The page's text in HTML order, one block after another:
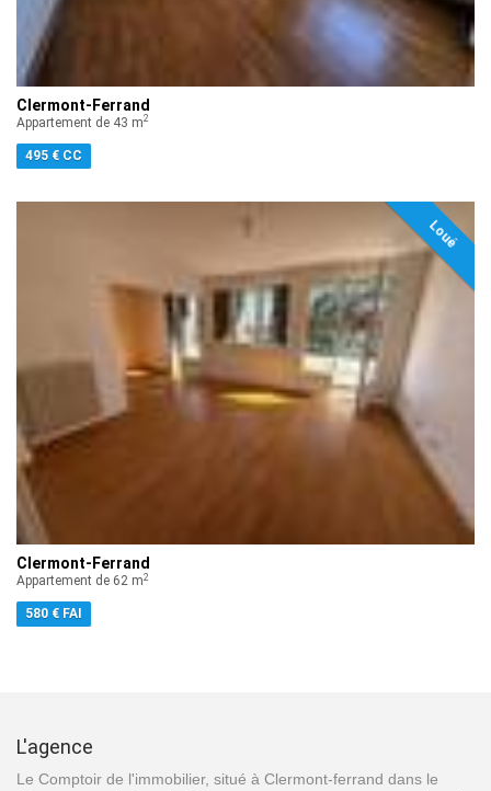
Clermont-Ferrand
Appartement de 43 m2
495 € CC
Loué
Clermont-Ferrand
Appartement de 62 m2
580 € FAI
L'agence
Le Comptoir de l'immobilier, situé à Clermont-ferrand dans le